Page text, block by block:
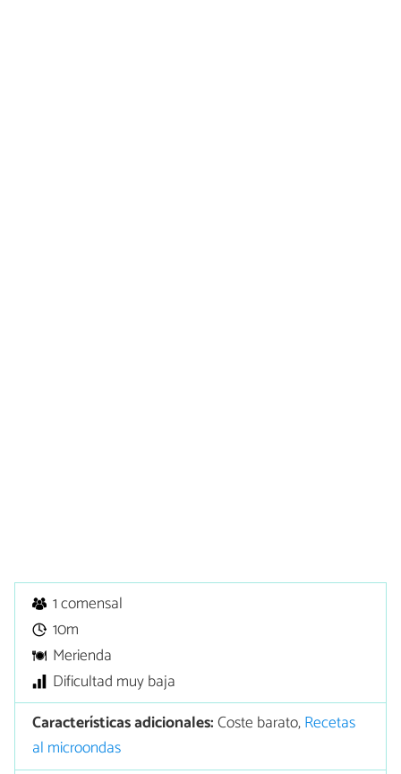
1 comensal
10m
Merienda
Dificultad muy baja
Características adicionales:Coste barato,Recetas
al microondas